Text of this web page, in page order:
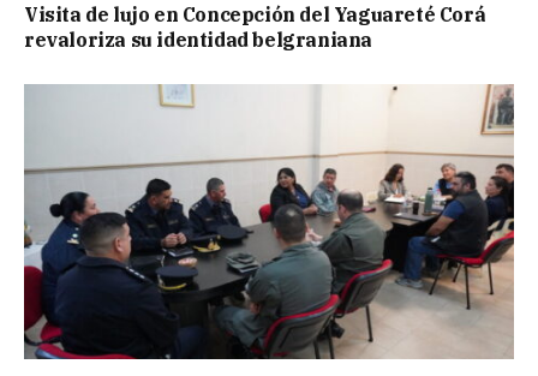
Visita de lujo en Concepción del Yaguareté Corá
revaloriza su identidad belgraniana